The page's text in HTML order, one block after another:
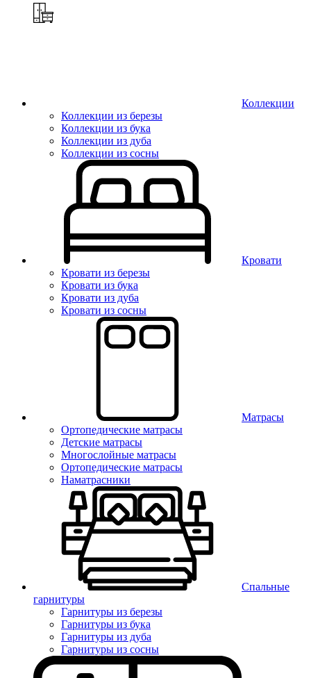
Коллекции
Коллекции из березы
Коллекции из бука
Коллекции из дуба
Коллекции из сосны
Кровати
Кровати из березы
Кровати из бука
Кровати из дуба
Кровати из сосны
Матрасы
Ортопедические матрасы
Детские матрасы
Многослойные матрасы
Ортопедические матрасы
Наматрасники
Спальные
гарнитуры
Гарнитуры из березы
Гарнитуры из бука
Гарнитуры из дуба
Гарнитуры из сосны